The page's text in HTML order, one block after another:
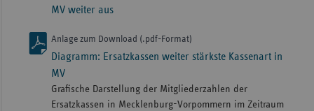
MV weiter aus
Anlage zum Download (.pdf-Format)
Diagramm: Ersatzkassen weiter stärkste Kassenart in
MV
Grafische Darstellung der Mitgliederzahlen der
Ersatzkassen in Mecklenburg-Vorpommern im Zeitraum